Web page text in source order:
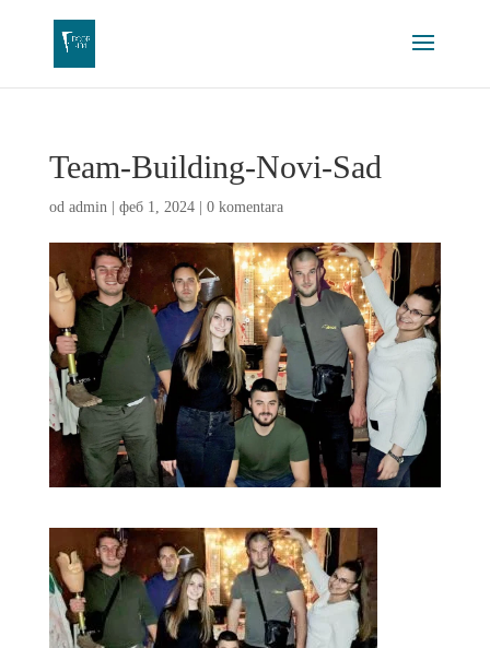
Team-Building-Novi-Sad
od admin| феб 1, 2024| 0 komentara